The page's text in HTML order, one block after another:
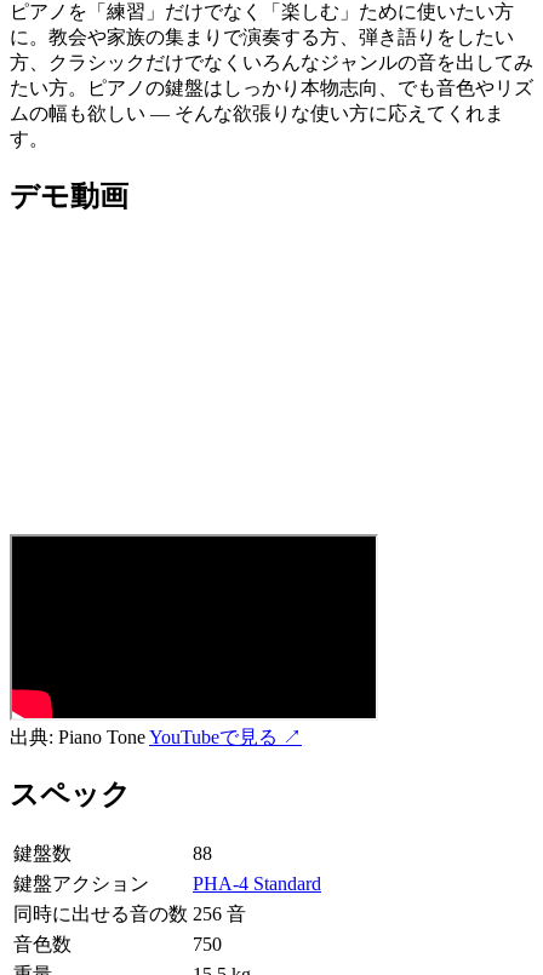
ピアノを「練習」だけでなく「楽しむ」ために使いたい方
に。教会や家族の集まりで演奏する方、弾き語りをしたい
方、クラシックだけでなくいろんなジャンルの音を出してみ
たい方。ピアノの鍵盤はしっかり本物志向、でも音色やリズ
ムの幅も欲しい — そんな欲張りな使い方に応えてくれま
す。
デモ動画
出典: Piano ToneYouTubeで見る ↗
スペック
鍵盤数
88
鍵盤アクション
PHA-4 Standard
同時に出せる音の数 256 音
音色数
750